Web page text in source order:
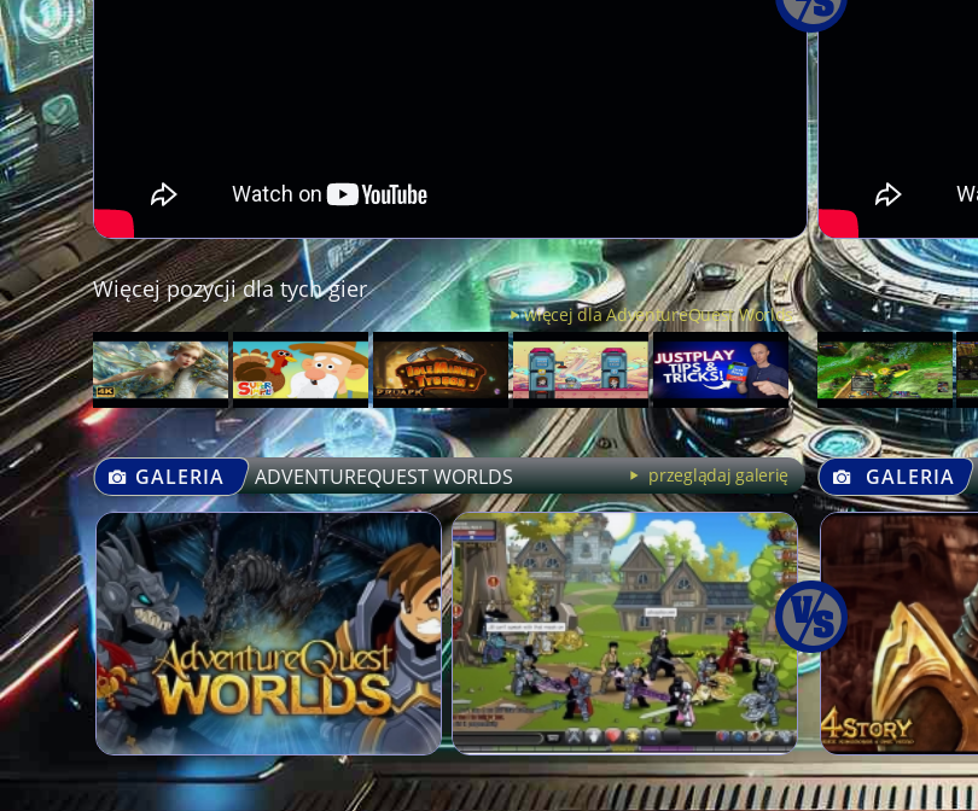
Więcej pozycji dla tych gier
więcej dla AdventureQuest Worlds
GALERIA ADVENTUREQUEST WORLDS przeglądaj galerię GALERIA